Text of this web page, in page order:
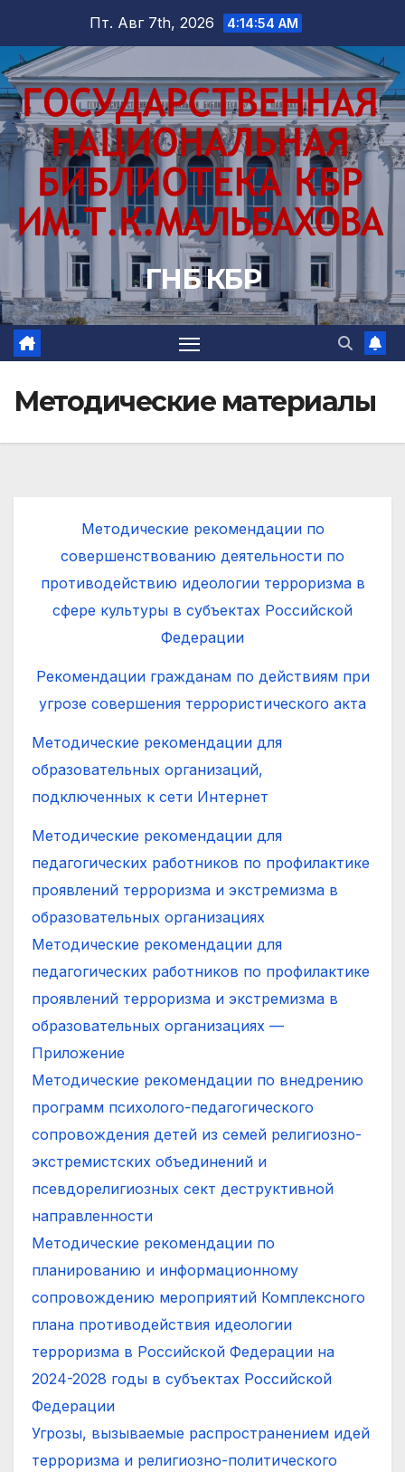
содержимому
Пт. Авг 7th, 2026 4:14:55 AM
ГНБ КБР
Методические материалы
Методические рекомендации по
совершенствованию деятельности по
противодействию идеологии терроризма в
сфере культуры в субъектах Российской
Федерации
Рекомендации гражданам по действиям при
угрозе совершения террористического акта
Методические рекомендации для
образовательных организаций,
подключенных к сети Интернет
Методические рекомендации для
педагогических работников по профилактике
проявлений терроризма и экстремизма в
образовательных организациях
Методические рекомендации для
педагогических работников по профилактике
проявлений терроризма и экстремизма в
образовательных организациях —
Приложение
Методические рекомендации по внедрению
программ психолого-педагогического
сопровождения детей из семей религиозно-
экстремистских объединений и
псевдорелигиозных сект деструктивной
направленности
Методические рекомендации по
планированию и информационному
сопровождению мероприятий Комплексного
плана противодействия идеологии
терроризма в Российской Федерации на
2024-2028 годы в субъектах Российской
Федерации
Угрозы, вызываемые распространением идей
терроризма и религиозно-политического